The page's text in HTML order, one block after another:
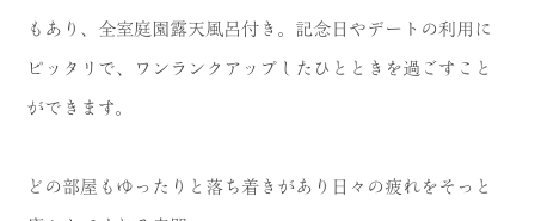
もあり、全室庭園露天風呂付き。記念日やデートの利用に
ピッタリで、ワンランクアップしたひとときを過ごすこと
ができます。
どの部屋もゆったりと落ち着きがあり日々の疲れをそっと